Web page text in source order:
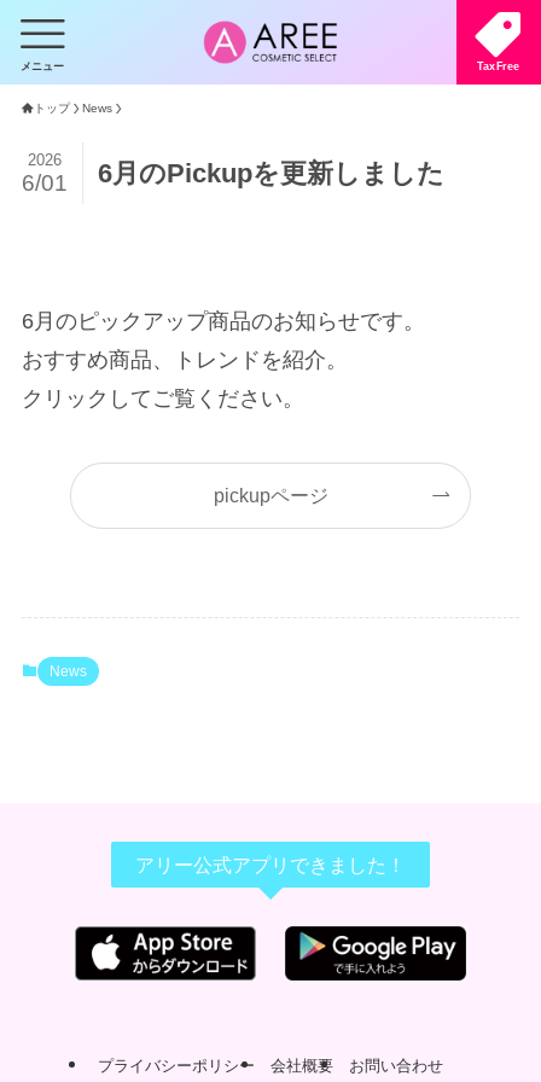
TaxFree
メニュー
トップ News
6月のPickupを更新しました
2026
6/01
6月のピックアップ商品のお知らせです。
おすすめ商品、トレンドを紹介。
クリックしてご覧ください。
pickupページ
News
アリー公式アプリできました！
プライバシーポリシー 会社概要 お問い合わせ